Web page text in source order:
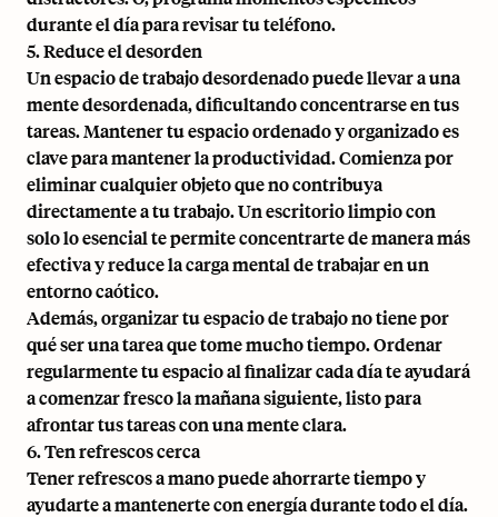
durante el día para revisar tu teléfono.
5. Reduce el desorden
Un espacio de trabajo desordenado puede llevar a una
mente desordenada, dificultando concentrarse en tus
tareas. Mantener tu espacio ordenado y organizado es
clave para mantener la productividad. Comienza por
eliminar cualquier objeto que no contribuya
directamente a tu trabajo. Un escritorio limpio con
solo lo esencial te permite concentrarte de manera más
efectiva y reduce la carga mental de trabajar en un
entorno caótico.
Además, organizar tu espacio de trabajo no tiene por
qué ser una tarea que tome mucho tiempo. Ordenar
regularmente tu espacio al finalizar cada día te ayudará
a comenzar fresco la mañana siguiente, listo para
afrontar tus tareas con una mente clara.
6. Ten refrescos cerca
Tener refrescos a mano puede ahorrarte tiempo y
ayudarte a mantenerte con energía durante todo el día.